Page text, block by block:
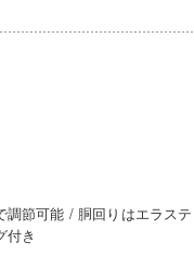
調節可能 / 胴回りはエラステ
付き